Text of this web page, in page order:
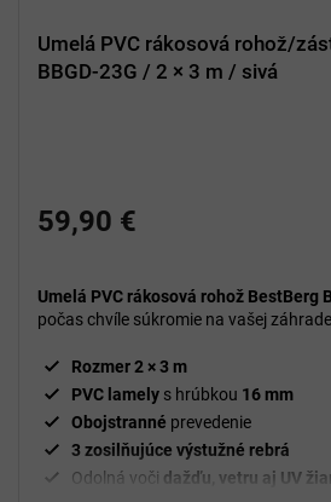
Umelá PVC rákosová rohož/
BBGD-23G / 2 × 3 m / sivá
59,90 €
Umelá PVC rákosová rohož BestBerg
počas chvíle súkromie na vašej
Rozmer 2 × 3 m
PVC lamely s hrúbkou 16 mm
Obojstranné prevedenie
3 zosilňujúce výstužné rebrá
Odolná voči dažďu, vetru aj UV